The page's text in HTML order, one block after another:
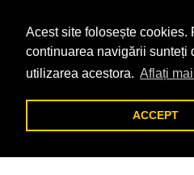
Acest site folosește cookies.
continuarea navigării sunteți
utilizarea acestora. Aflați
ACCEPT
© 2026 - PRIMĂRIA MUNICIPIULUI
AȚI ÎNTÂMPINAT O PROBLEMĂ